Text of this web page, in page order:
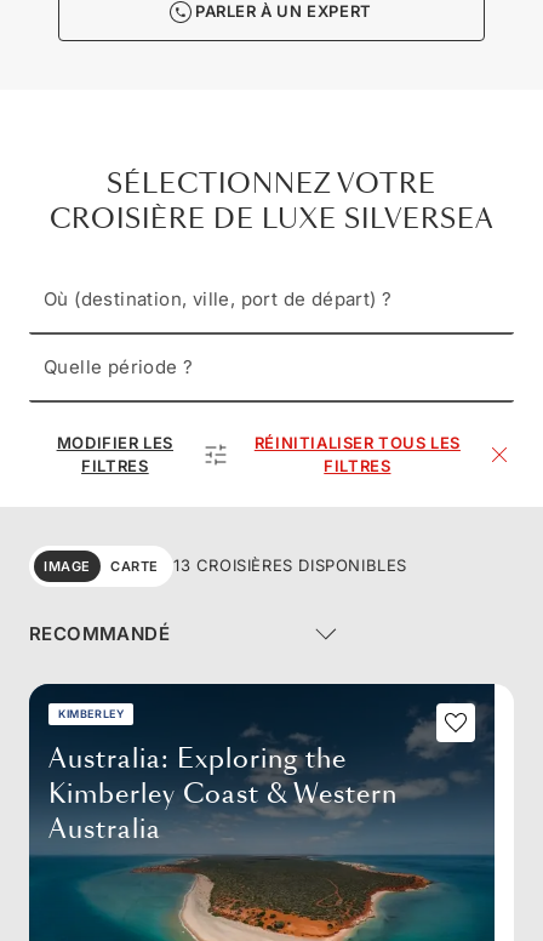
PARLER À UN EXPERT
SÉLECTIONNEZ VOTRE
CROISIÈRE DE LUXE SILVERSEA
Où (destination, ville, port de départ) ?
Quelle période ?
MODIFIER LES
FILTRES
RÉINITIALISER TOUS LES
FILTRES
IMAGE CARTE 13 CROISIÈRES DISPONIBLES
KIMBERLEY
Australia: Exploring the
Kimberley Coast & Western
Australia